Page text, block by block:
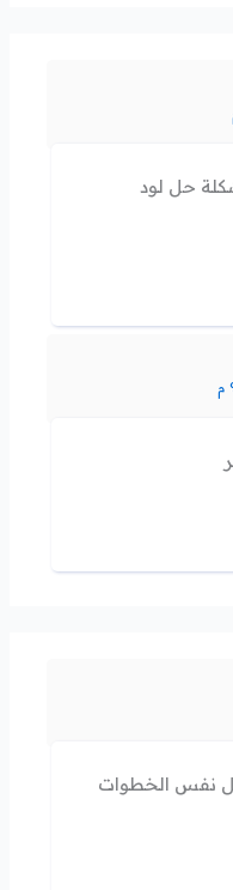
حل لود
نفس الخطوات